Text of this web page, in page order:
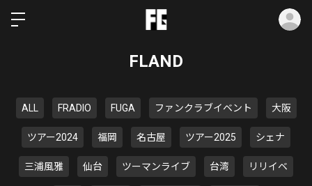
FLAND
ALL FRADIO FUGA ファンクラブイベント 大阪
ツアー2024 福岡 名古屋 ツアー2025 シェナ
三浦風雅 仙台 ツーマンライブ 台湾 リリイベ